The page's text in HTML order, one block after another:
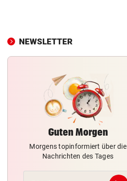
NEWSLETTER
Guten Morgen
Morgens topinformiert über die
Nachrichten des Tages